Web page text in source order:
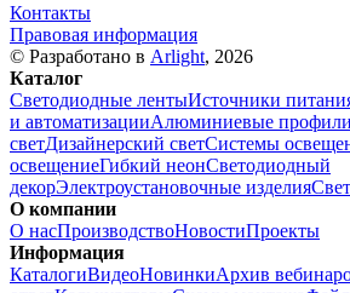
Контакты
Правовая информация
© Разработано в Arlight, 2026
Каталог
Светодиодные лентыИсточники
и автоматизацииАлюминиевые профили
светДизайнерский светСистемы
освещениеГибкий неонСветодиодный
декорЭлектроустановочные изделия
О компании
О насПроизводствоНовостиПроекты
Информация
КаталогиВидеоНовинкиАрхив